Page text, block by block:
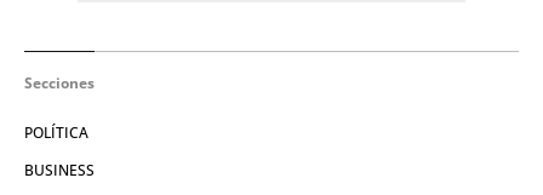
Secciones
POLÍTICA
BUSINESS